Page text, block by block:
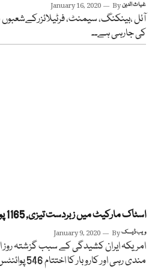
January 16, 2020 Byغیاث الدین
آئل ،بینکنگ، سیمنٹ، فرٹیلائزرکےشعبوں
کی جارہی ہے۔۔
اسٹاک مارکیٹ میں زبردست تیزی, 1165 پوائنٹس کا اضافہ
January 9, 2020 Byویب ڈیسک
امریکہ ایران کشیدگی کے سبب گزشتہ
مندی رہی اور کاروبار کا اختتام 546 پوائنٹس کی کمی ہوئی ہوا تھا۔